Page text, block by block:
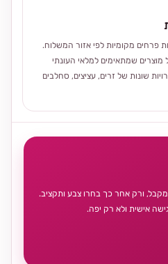
פרחים מקומיות לפי אזור המשלוח.
שמתאימים למלאי העונתי
שונות של זרים, עציצים, סחלבים
ורק אחר כך בחרו צבע ותקציב.
אישית ולא רק יפה.